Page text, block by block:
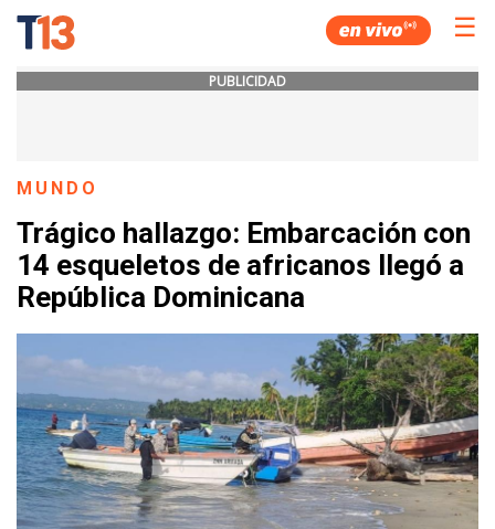
☰
PUBLICIDAD
MUNDO
Trágico hallazgo: Embarcación con
14 esqueletos de africanos llegó a
República Dominicana